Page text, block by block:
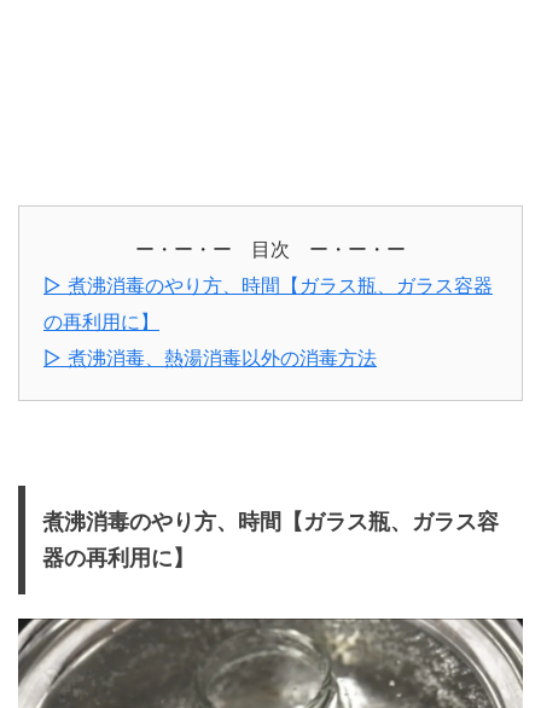
ー・ー・ー 目次 ー・ー・ー
▷ 煮沸消毒のやり方、時間【ガラス瓶、ガラス容器
の再利用に】
▷ 煮沸消毒、熱湯消毒以外の消毒方法
煮沸消毒のやり方、時間【ガラス瓶、ガラス容
器の再利用に】